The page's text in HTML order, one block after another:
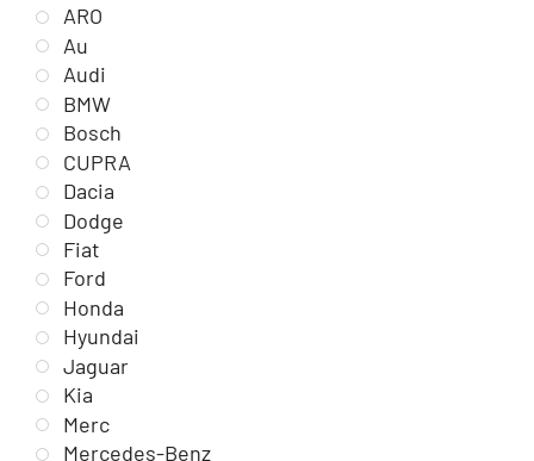
ARO
Au
Audi
BMW
Bosch
CUPRA
Dacia
Dodge
Fiat
Ford
Honda
Hyundai
Jaguar
Kia
Merc
Mercedes-Benz